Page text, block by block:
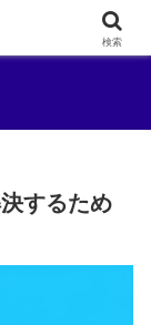
するため
検索